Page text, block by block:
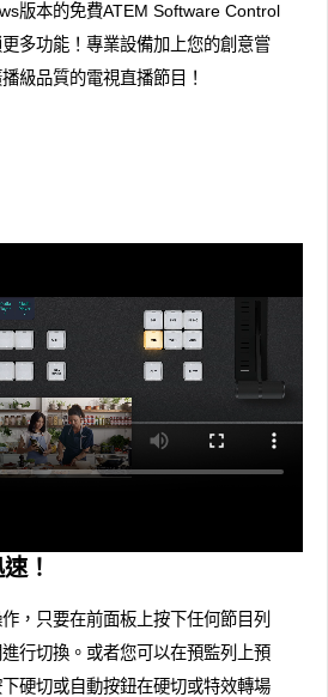
版本的免費ATEM Software Control
多功能！專業設備加上您的創意嘗
級品質的電視直播節目！
！
，只要在前面板上按下任何節目列
行切換。或者您可以在預監列上預
硬切或自動按鈕在硬切或特效轉場